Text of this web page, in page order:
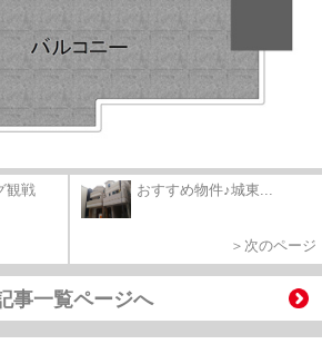
観戦 おすすめ物件♪城東...
＞次のページ
事一覧ページへ